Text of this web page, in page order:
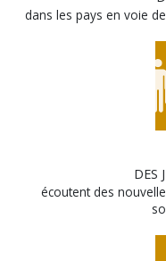
dans les pays en voie
DES
écoutent des